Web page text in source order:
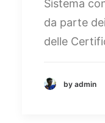
Sistema
da parte
delle
by admin